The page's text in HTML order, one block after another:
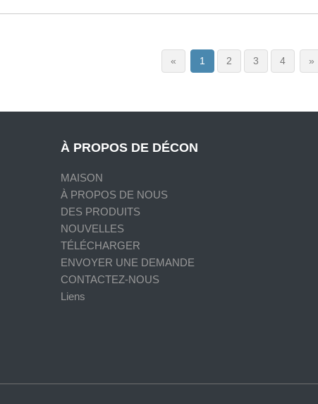
« 1 2 3 4 »
À PROPOS DE DÉCON
MAISON
À PROPOS DE NOUS
DES PRODUITS
NOUVELLES
TÉLÉCHARGER
ENVOYER UNE DEMANDE
CONTACTEZ-NOUS
Liens